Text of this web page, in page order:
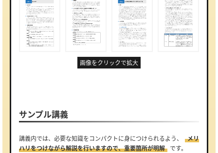
画像をクリックで拡大
サンプル講義
講義内では、必要な知識をコンパクトに身につけられるよう、
メリ
ハリをつけながら解説を行いますので、重要箇所が明解
です。